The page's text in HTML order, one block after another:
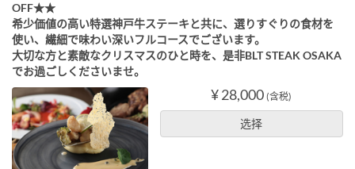
OFF★★
希少価値の高い特選神戸牛ステーキと共に、選りすぐりの食材を
使い、繊細で味わい深いフルコースでございます。
大切な方と素敵なクリスマスのひと時を、是非BLT STEAK OSAKA
でお過ごしくださいませ。
¥ 28,000 (含税)
选择